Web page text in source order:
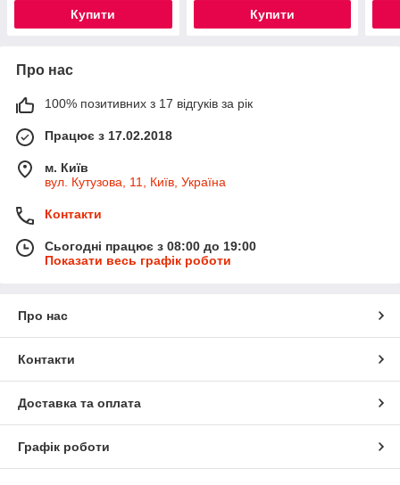
Купити Купити
Про нас
100% позитивних з 17 відгуків за рік
Працює з 17.02.2018
м. Київ
вул. Кутузова, 11, Київ, Україна
Контакти
Сьогодні працює з 08:00 до 19:00
Показати весь графік роботи
Про нас
Контакти
Доставка та оплата
Графік роботи